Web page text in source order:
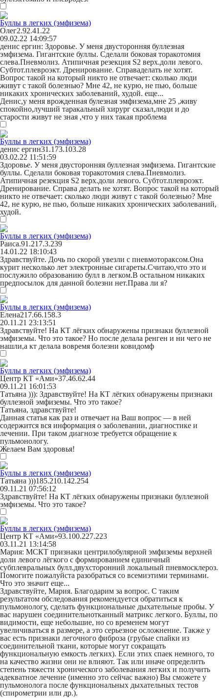
Буллы в легких (эмфизема)
Олег2.92.41.22
09.02.22 14:09:57
денис ергин: Здоровье. У меня двусторонняя буллезная
эмфизема. Гигантские буллы. Сделали боковая торакотомия
слева.Пневмолиз. Атипичная резекция S2 верх.доли левого.
Субтот.плевроэкт. Дренирование. Справаделать не хотят.
Вопрос такой на который никто не отвечает: сколько люди
живут с такой болезнью? Мне 42, не курю, не пью, больше
никаких хронических заболеваний, худой. еще...
Денис,у меня врожденная булезная эмфизема,мне 25 ,живу
спокойно,лучший таракальный хирург сказал,люди и до
старости живут не зная ,что у них такая проблема
Буллы в легких (эмфизема)
денис ергин31.173.103.28
03.02.22 11:51:59
Здоровье. У меня двусторонняя буллезная эмфизема. Гигантские
буллы. Сделали боковая торакотомия слева.Пневмолиз.
Атипичная резекция S2 верх.доли левого. Субтот.плевроэкт.
Дренирование. Справа делать не хотят. Вопрос такой на который
никто не отвечает: сколько люди живут с такой болезнью? Мне
42, не курю, не пью, больше никаких хронических заболеваний,
худой.
Буллы в легких (эмфизема)
Раиса.91.217.3.239
14.01.22 18:10:43
Здравствуйте. Дочь по скорой увезли с пневмотораксом.Она
курит несколько лет электронные сигареты.Считаю,что это и
послужило образованию булл в легком.В остальном никаких
предпосылок для данной болезни нет.Права ли я?
Буллы в легких (эмфизема)
Елена217.66.158.3
20.11.21 23:13:51
Здравствуйте! На КТ лёгких обнаружены признаки буллезной
эмфиземы. Что это такое? Но после делала ренген и ни чего не
нашли,а кт делала вовремя болезни ковидомф
Буллы в легких (эмфизема)
Центр КТ «Ами»37.46.62.44
09.11.21 16:01:53
Татьяна ))): Здравствуйте! На КТ лёгких обнаружены признаки
буллезной эмфиземы. Что это такое?
Татьяна, здравствуйте!
Данная статья как раз и отвечает на Ваш вопрос — в ней
содержится вся информация о заболевании, диагностике и
лечении. При таком диагнозе требуется обращение к
пульмонологу.
Желаем Вам здоровья!
Буллы в легких (эмфизема)
Татьяна )))185.210.142.254
09.11.21 07:56:12
Здравствуйте! На КТ лёгких обнаружены признаки буллезной
эмфиземы. Что это такое?
Буллы в легких (эмфизема)
Центр КТ «Ами»93.100.227.223
03.11.21 13:14:58
Мария: МСКТ признаки центрилобулярной эмфиземы верхней
доли левого лёгкого с формированием единичный
субплевральных булл.двухсторонний локальный пневмосклероз.
Помогите пожалуйста разобраться со всемиэтими терминами.
Что это значит еще...
Здравствуйте, Мария. Благодарим за вопрос. С таким
результатом обследования рекомендуется обратиться к
пульмонологу, сделать функциональные дыхательные пробы. У
вас нарушен соединительнотканный матрикс легкого. Буллы, по
видимости, еще небольшие, но со временем могут
увеличиваться в размере, а это серьезное осложнение. Также у
вас есть признаки легочного фиброза (грубые спайки из
соединительной ткани, которые могут сокращать
функциональную емкость легких). Если этих спаек немного, то
на качество жизни они не влияют. Так или иначе определить
степень тяжести хронического заболевания легких и получить
адекватное лечение (именно это сейчас важно) Вы сможете у
пульмонолога после функциональных дыхательных тестов
(спирометрии или др.).